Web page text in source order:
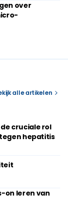
over
alle artikelen
cruciale rol
hepatitis
on leren van